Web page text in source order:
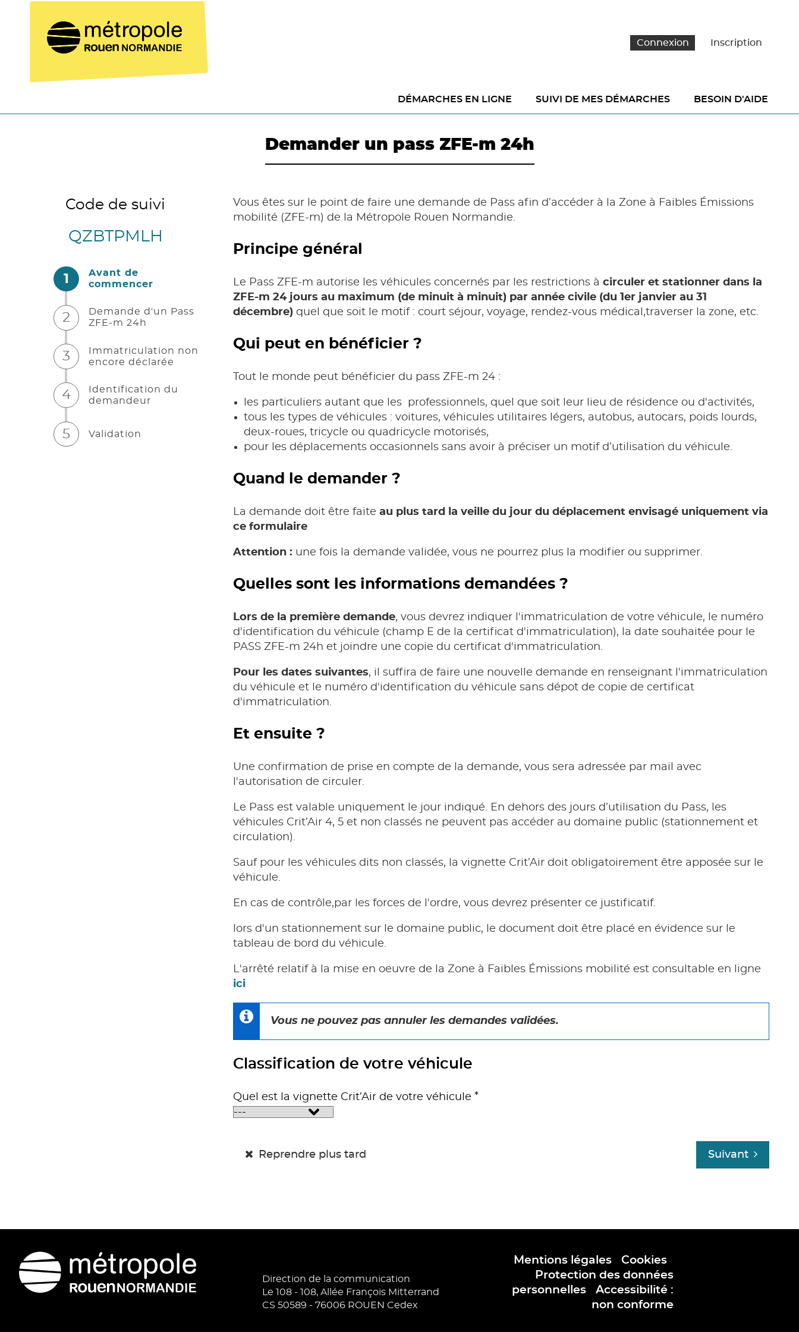
Connexion Inscription
DÉMARCHES EN LIGNE SUIVI DE MES DÉMARCHES BESOIN D'AIDE
Demander un pass ZFE-m 24h
Code de suivi
QZBTPMLH
1
Avant de
commencer(étape courante)
2
Demande d'un Pass
ZFE-m 24h
3
Immatriculation non
encore déclarée
4
Identification du
demandeur
5 Validation
Vous êtes sur le point de faire une demande de Pass afin d’accéder à la Zone à Faibles Émissions
mobilité (ZFE-m) de la Métropole Rouen Normandie.
Principe général
Le Pass ZFE-m autorise les véhicules concernés par les restrictions à circuler et stationner dans la
ZFE-m 24 jours au maximum (de minuit à minuit) par année civile (du 1er janvier au 31
décembre) quel que soit le motif : court séjour, voyage, rendez-vous médical,traverser la zone, etc.
Qui peut en bénéficier ?
Tout le monde peut bénéficier du pass ZFE-m 24 :
les particuliers autant que les professionnels, quel que soit leur lieu de résidence ou d'activités,
tous les types de véhicules : voitures, véhicules utilitaires légers, autobus, autocars, poids lourds,
deux-roues, tricycle ou quadricycle motorisés,
pour les déplacements occasionnels sans avoir à préciser un motif d’utilisation du véhicule.
Quand le demander ?
La demande doit être faite au plus tard la veille du jour du déplacement envisagé uniquement via
ce formulaire
Attention : une fois la demande validée, vous ne pourrez plus la modifier ou supprimer.
Quelles sont les informations demandées ?
Lors de la première demande, vous devrez indiquer l'immatriculation de votre véhicule, le numéro
d'identification du véhicule (champ E de la certificat d'immatriculation), la date souhaitée pour le
PASS ZFE-m 24h et joindre une copie du certificat d'immatriculation.
Pour les dates suivantes, il suffira de faire une nouvelle demande en renseignant l'immatriculation
du véhicule et le numéro d'identification du véhicule sans dépot de copie de certificat
d'immatriculation.
Et ensuite ?
Une confirmation de prise en compte de la demande, vous sera adressée par mail avec
l'autorisation de circuler.
Le Pass est valable uniquement le jour indiqué. En dehors des jours d’utilisation du Pass, les
véhicules Crit’Air 4, 5 et non classés ne peuvent pas accéder au domaine public (stationnement et
circulation).
Sauf pour les véhicules dits non classés, la vignette Crit’Air doit obligatoirement être apposée sur le
véhicule.
En cas de contrôle,par les forces de l'ordre, vous devrez présenter ce justificatif.
lors d'un stationnement sur le domaine public, le document doit être placé en évidence sur le
tableau de bord du véhicule.
L'arrêté relatif à la mise en oeuvre de la Zone à Faibles Émissions mobilité est consultable en ligne
ici
Vous ne pouvez pas annuler les demandes validées.
Classification de votre véhicule
Quel est la vignette Crit’Air de votre véhicule *
Suivant
Reprendre plus tard
Direction de la communication
Le 108 - 108, Allée François Mitterrand
CS 50589 - 76006 ROUEN Cedex
Mentions légales ICookies
Protection des données
personnelles IAccessibilité :
non conforme